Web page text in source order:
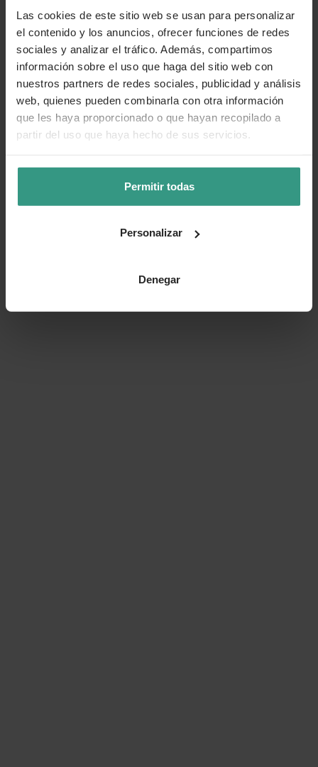
Las cookies de este sitio web se usan para personalizar
el contenido y los anuncios, ofrecer funciones de redes
sociales y analizar el tráfico. Además, compartimos
información sobre el uso que haga del sitio web con
nuestros partners de redes sociales, publicidad y análisis
web, quienes pueden combinarla con otra información
que les haya proporcionado o que hayan recopilado a
partir del uso que haya hecho de sus servicios.
Permitir todas
Personalizar
Denegar